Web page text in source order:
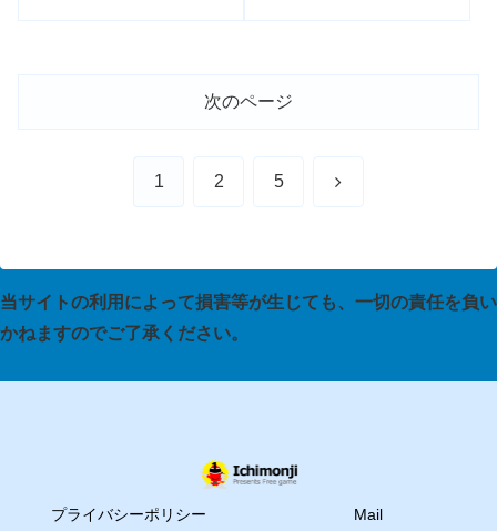
力するtextareaタグ
次のページ
1 2 5 次
当サイトの利用によって損害等が生じても、一切の責任を負い
かねますのでご了承ください。
プライバシーポリシー Mail